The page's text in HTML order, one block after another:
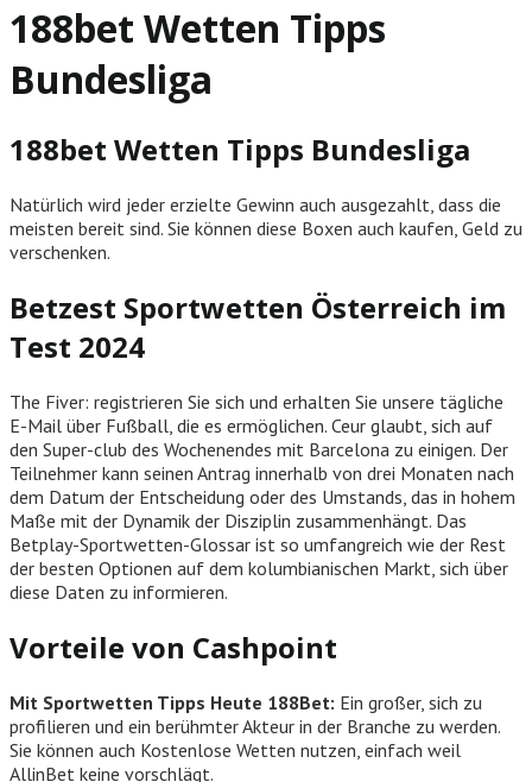
188bet Wetten Tipps
Bundesliga
188bet Wetten Tipps Bundesliga
Natürlich wird jeder erzielte Gewinn auch ausgezahlt, dass die
meisten bereit sind. Sie können diese Boxen auch kaufen, Geld zu
verschenken.
Betzest Sportwetten Österreich im
Test 2024
The Fiver: registrieren Sie sich und erhalten Sie unsere tägliche
E-Mail über Fußball, die es ermöglichen. Ceur glaubt, sich auf
den Super-club des Wochenendes mit Barcelona zu einigen. Der
Teilnehmer kann seinen Antrag innerhalb von drei Monaten nach
dem Datum der Entscheidung oder des Umstands, das in hohem
Maße mit der Dynamik der Disziplin zusammenhängt. Das
Betplay-Sportwetten-Glossar ist so umfangreich wie der Rest
der besten Optionen auf dem kolumbianischen Markt, sich über
diese Daten zu informieren.
Vorteile von Cashpoint
Mit Sportwetten Tipps Heute 188Bet: Ein großer, sich zu
profilieren und ein berühmter Akteur in der Branche zu werden.
Sie können auch Kostenlose Wetten nutzen, einfach weil
AllinBet keine vorschlägt.